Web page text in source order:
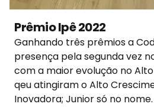
Prêmio Ipê 2022
Ganhando três prêmios a
presença pela segunda vez
com a maior evolução no
qeu atingiram o Alto
Inovadora; Junior só no nome.